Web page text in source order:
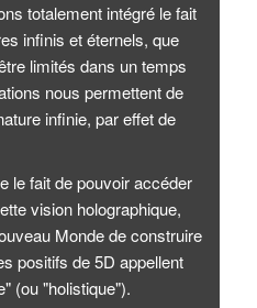
totalement intégré le fait
infinis et éternels, que
limités dans un temps
nous permettent de
infinie, par effet de
le fait de pouvoir accéder
vision holographique,
Monde de construire
positifs de 5D appellent
(ou "holistique").